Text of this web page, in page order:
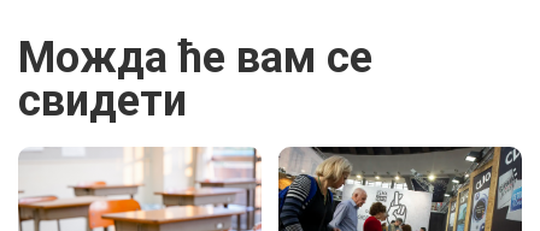
Можда ће вам се
свидети